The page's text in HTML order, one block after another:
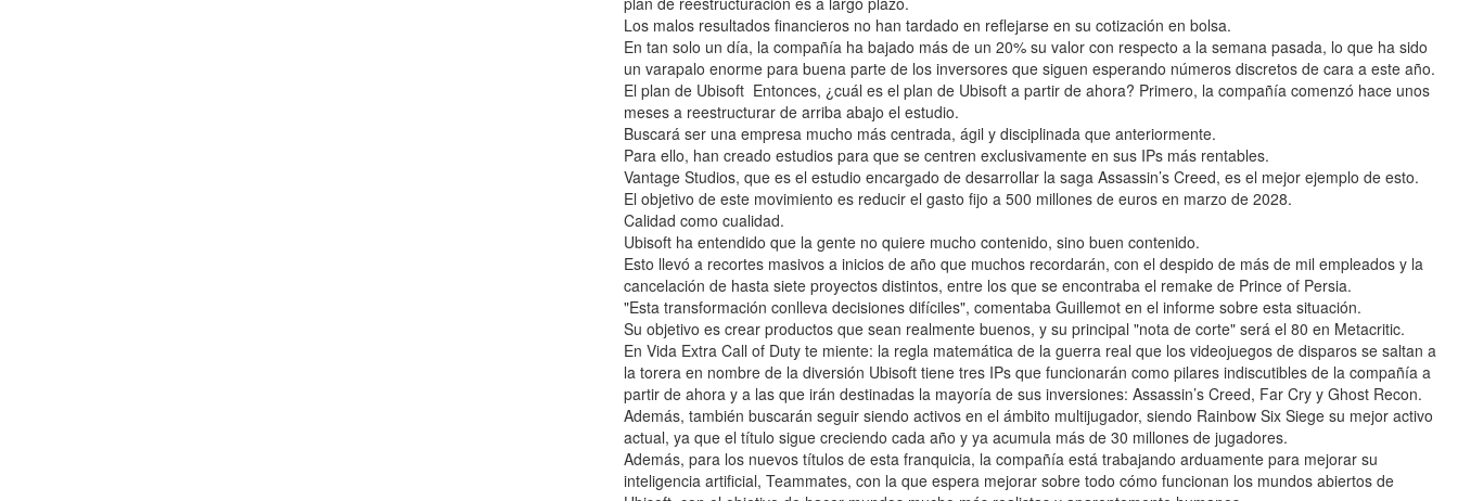
Los malos resultados financieros no han tardado en reflejarse en su cotización en bolsa.
En tan solo un día, la compañía ha bajado más de un 20% su valor con respecto a la semana pasada, lo que ha sido
un varapalo enorme para buena parte de los inversores que siguen esperando números discretos de cara a este año.
El plan de Ubisoft Entonces, ¿cuál es el plan de Ubisoft a partir de ahora? Primero, la compañía comenzó hace unos
meses a reestructurar de arriba abajo el estudio.
Buscará ser una empresa mucho más centrada, ágil y disciplinada que anteriormente.
Para ello, han creado estudios para que se centren exclusivamente en sus IPs más rentables.
Vantage Studios, que es el estudio encargado de desarrollar la saga Assassin’s Creed, es el mejor ejemplo de esto.
El objetivo de este movimiento es reducir el gasto fijo a 500 millones de euros en marzo de 2028.
Calidad como cualidad.
Ubisoft ha entendido que la gente no quiere mucho contenido, sino buen contenido.
Esto llevó a recortes masivos a inicios de año que muchos recordarán, con el despido de más de mil empleados y la
cancelación de hasta siete proyectos distintos, entre los que se encontraba el remake de Prince of Persia.
"Esta transformación conlleva decisiones difíciles", comentaba Guillemot en el informe sobre esta situación.
Su objetivo es crear productos que sean realmente buenos, y su principal "nota de corte" será el 80 en Metacritic.
En Vida Extra Call of Duty te miente: la regla matemática de la guerra real que los videojuegos de disparos se saltan a
la torera en nombre de la diversión Ubisoft tiene tres IPs que funcionarán como pilares indiscutibles de la compañía a
partir de ahora y a las que irán destinadas la mayoría de sus inversiones: Assassin’s Creed, Far Cry y Ghost Recon.
Además, también buscarán seguir siendo activos en el ámbito multijugador, siendo Rainbow Six Siege su mejor activo
actual, ya que el título sigue creciendo cada año y ya acumula más de 30 millones de jugadores.
Además, para los nuevos títulos de esta franquicia, la compañía está trabajando arduamente para mejorar su
inteligencia artificial, Teammates, con la que espera mejorar sobre todo cómo funcionan los mundos abiertos de